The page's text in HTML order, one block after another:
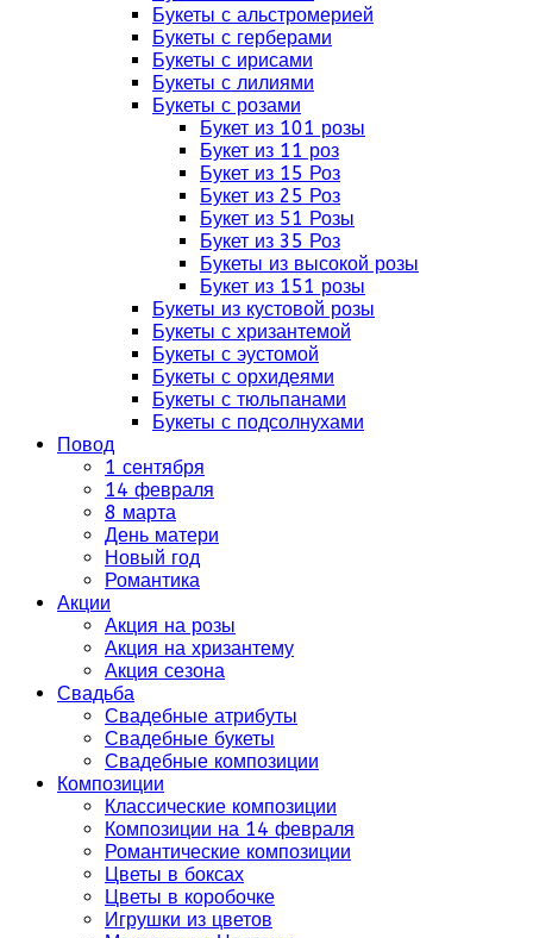
Букеты с альстромерией
Букеты с герберами
Букеты с ирисами
Букеты с лилиями
Букеты с розами
Букет из 101 розы
Букет из 11 роз
Букет из 15 Роз
Букет из 25 Роз
Букет из 51 Розы
Букет из 35 Роз
Букеты из высокой розы
Букет из 151 розы
Букеты из кустовой розы
Букеты с хризантемой
Букеты с эустомой
Букеты с орхидеями
Букеты с тюльпанами
Букеты с подсолнухами
Повод
1 сентября
14 февраля
8 марта
День матери
Новый год
Романтика
Акции
Акция на розы
Акция на хризантему
Акция сезона
Свадьба
Свадебные атрибуты
Свадебные букеты
Свадебные композиции
Композиции
Классические композиции
Композиции на 14 февраля
Романтические композиции
Цветы в боксах
Цветы в коробочке
Игрушки из цветов